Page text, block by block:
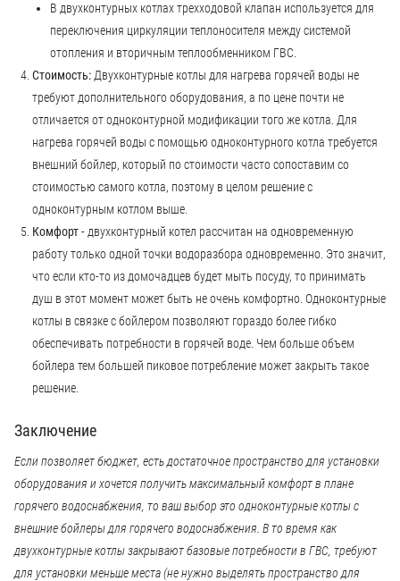
В двухконтурных котлах трехходовой клапан используется для
переключения циркуляции теплоносителя между системой
отопления и вторичным теплообменником ГВС.
Стоимость: Двухконтурные котлы для нагрева горячей воды не
требуют дополнительного оборудования, а по цене почти не
отличается от одноконтурной модификации того же котла. Для
нагрева горячей воды с помощью одноконтурного котла требуется
внешний бойлер, который по стоимости часто сопоставим со
стоимостью самого котла, поэтому в целом решение с
одноконтурным котлом выше.
Комфорт- двухконтурный котел рассчитан на одновременную
работу только одной точки водоразбора одновременно. Это значит,
что если кто-то из домочадцев будет мыть посуду, то принимать
душ в этот момент может быть не очень комфортно. Одноконтурные
котлы в связке с бойлером позволяют гораздо более гибко
обеспечивать потребности в горячей воде. Чем больше объем
бойлера тем большей пиковое потребление может закрыть такое
решение.
Заключение
Если позволяет бюджет, есть достаточное пространство для установки
оборудования и хочется получить максимальный комфорт в плане
горячего водоснабжения, то ваш выбор это одноконтурные котлы с
внешние бойлеры для горячего водоснабжения. В то время как
двухконтурные котлы закрывают базовые потребности в ГВС, требуют
для установки меньше места (не нужно выделять пространство для